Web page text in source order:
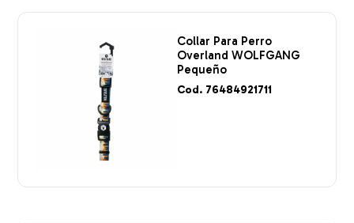
Collar Para Perro
Overland WOLFGANG
Pequeño
Cod. 76484921711